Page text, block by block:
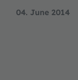
04. June 2014